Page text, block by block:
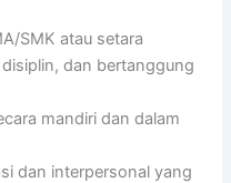
SMK atau setara
disiplin, dan bertanggung
mandiri dan dalam
dan interpersonal yang